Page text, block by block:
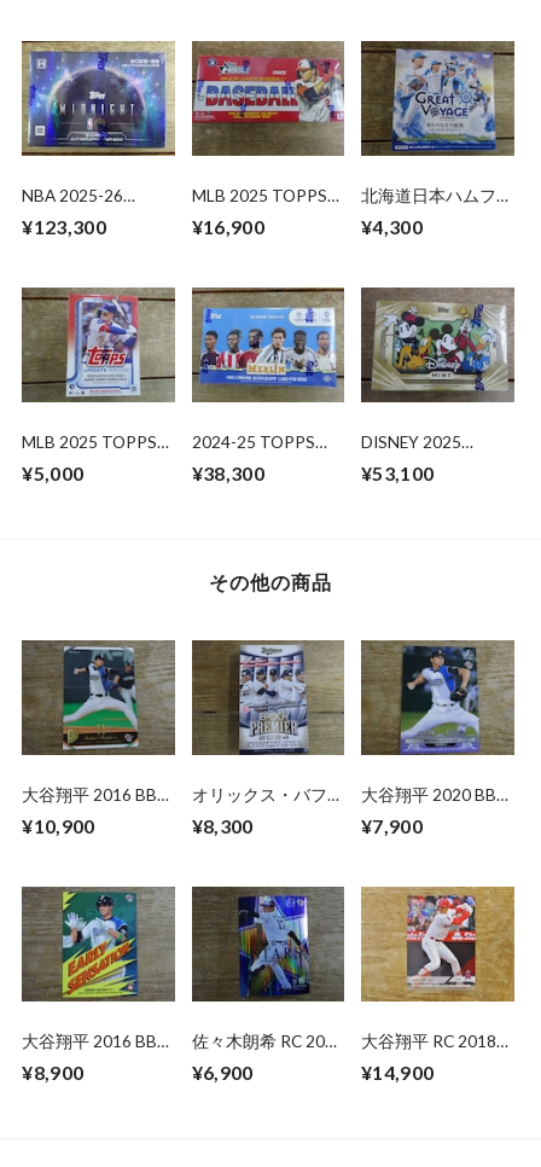
NBA 2025-26
HOBBY 未開封 BOX
¥123,300
MLB 2025 TOPPS
未開封 BOX
¥16,900
北海道日本ハムファ
ット 2025 BBM 未
¥4,300
MLB 2025 TOPPS
VALUE BOX 未開封
¥5,000
2024-25 TOPPS
COMPETITIONS
¥38,300
DISNEY 2025
DISNEY HOBBY 未
¥53,100
その他の商品
大谷翔平 2016 BBM
利】
¥10,900
オリックス・バファ
PREMIER EDITION
¥8,300
大谷翔平 2020 BBM
¥7,900
大谷翔平 2016 BBM
¥8,900
佐々木朗希 RC 2020
¥6,900
大谷翔平 RC 2018
07.08.18 ( 日本語版
¥14,900